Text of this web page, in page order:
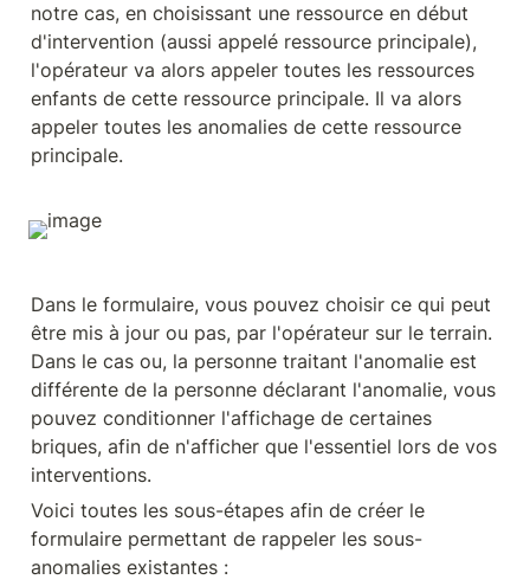
notre cas, en choisissant une ressource en début
d'intervention (aussi appelé ressource principale),
l'opérateur va alors appeler toutes les ressources
enfants de cette ressource principale. Il va alors
appeler toutes les anomalies de cette ressource
principale.
Dans le formulaire, vous pouvez choisir ce qui peut
être mis à jour ou pas, par l'opérateur sur le terrain.
Dans le cas ou, la personne traitant l'anomalie est
différente de la personne déclarant l'anomalie, vous
pouvez conditionner l'affichage de certaines
briques, afin de n'afficher que l'essentiel lors de vos
interventions.
Voici toutes les sous-étapes afin de créer le
formulaire permettant de rappeler les sous-
anomalies existantes :